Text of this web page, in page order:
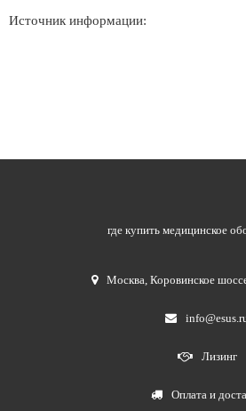
Источник информации:
где купить медицинское
Москва,Коровинское
Лизинг
Оплата и